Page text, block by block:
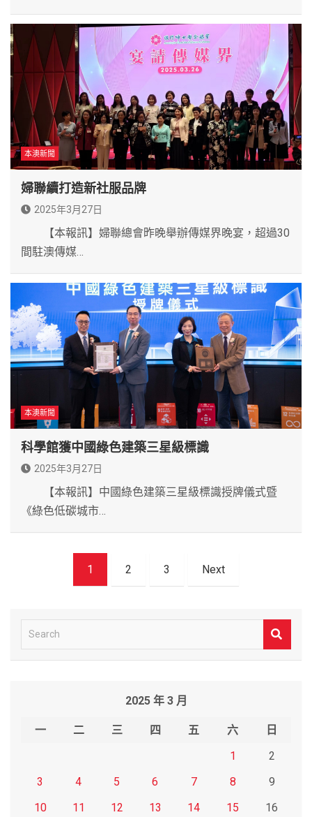
本澳新聞
婦聯續打造新社服品牌
2025年3月27日
【本報訊】婦聯總會昨晚舉辦傳媒界晚宴，超過30
間駐澳傳媒…
本澳新聞
科學館獲中國綠色建築三星級標識
2025年3月27日
【本報訊】中國綠色建築三星級標識授牌儀式暨
《綠色低碳城市…
1 2 3 Next
e
2025 年 3 月
一 二 三 四 五 六
日
1
2
3
4 5 6 7 8
9
10
11 12 13 14 15
16